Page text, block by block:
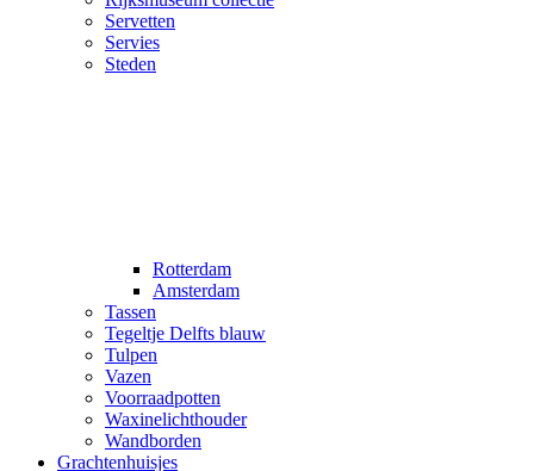
Servetten
Servies
Steden
Rotterdam
Amsterdam
Tassen
Tegeltje Delfts blauw
Tulpen
Vazen
Voorraadpotten
Waxinelichthouder
Wandborden
Grachtenhuisjes